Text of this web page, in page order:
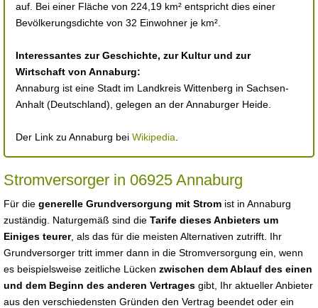
auf. Bei einer Fläche von 224,19 km² entspricht dies einer
Bevölkerungsdichte von 32 Einwohner je km².
Interessantes zur Geschichte, zur Kultur und zur
Wirtschaft von Annaburg:
Annaburg ist eine Stadt im Landkreis Wittenberg in Sachsen-
Anhalt (Deutschland), gelegen an der Annaburger Heide.
Der Link zu Annaburg bei Wikipedia
Stromversorger in 06925 Annaburg
Für die generelle Grundversorgung mit Strom ist in Annaburg
zuständig. Naturgemäß sind die Tarife dieses Anbieters um
Einiges teurer, als das für die meisten Alternativen zutrifft. Ihr
Grundversorger tritt immer dann in die Stromversorgung ein, wenn
es beispielsweise zeitliche Lücken zwischen dem Ablauf des einen
und dem Beginn des anderen Vertrages gibt, Ihr aktueller Anbieter
aus den verschiedensten Gründen den Vertrag beendet oder ein